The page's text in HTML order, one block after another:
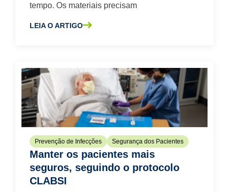
tempo. Os materiais precisam
LEIA O ARTIGO
SOBRE A NÃO DESPERDIÇAR, NÃO QUERER: 5 DICAS
Prevenção de Infecções Segurança dos Pacientes
Manter os pacientes mais
seguros, seguindo o protocolo
CLABSI